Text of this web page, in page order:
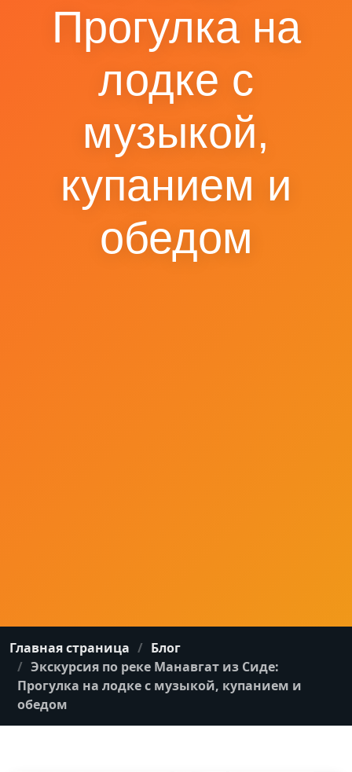
Прогулка на
лодке с
музыкой,
купанием и
обедом
Главная страница
Блог
Экскурсия по реке Манавгат из Сиде:
Прогулка на лодке с музыкой, купанием и
обедом